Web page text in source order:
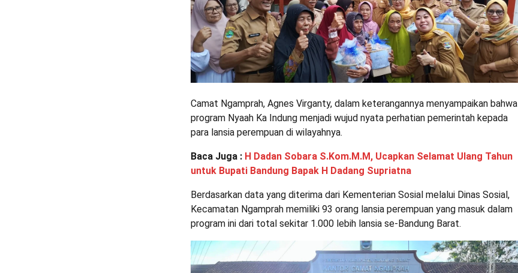
Camat Ngamprah, Agnes Virganty, dalam keterangannya menyampaikan bahwa
program Nyaah Ka Indung menjadi wujud nyata perhatian pemerintah kepada
para lansia perempuan di wilayahnya.
Baca Juga : H Dadan Sobara S.Kom.M.M, Ucapkan Selamat Ulang Tahun
untuk Bupati Bandung Bapak H Dadang Supriatna
Berdasarkan data yang diterima dari Kementerian Sosial melalui Dinas Sosial,
Kecamatan Ngamprah memiliki 93 orang lansia perempuan yang masuk dalam
program ini dari total sekitar 1.000 lebih lansia se-Bandung Barat.